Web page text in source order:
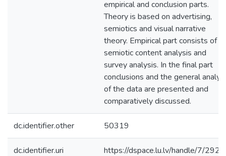
empirical and conclusion parts.
Theory is based on advertising,
semiotics and visual narrative
theory. Empirical part consists of
semiotic content analysis and
survey analysis. In the final part
conclusions and the general
of the data are presented and
comparatively discussed.
dc.identifier.other 50319
dc.identifier.uri https://dspace.lu.lv/handle/7/